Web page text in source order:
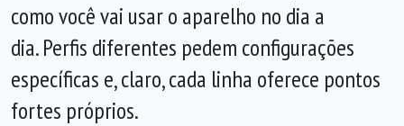
como você vai usar o aparelho no dia a
dia. Perfis diferentes pedem configurações
específicas e, claro, cada linha oferece pontos
fortes próprios.